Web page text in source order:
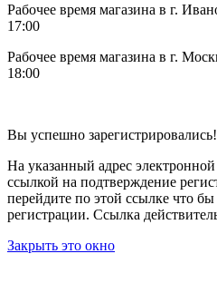
Рабочее время магазина в г.
17:00
Рабочее время магазина в г.
18:00
Вы успешно зарегистрировались!
На указанный адрес
ссылкой на подтверждение
перейдите по этой ссылке что
регистрации. Ссылка
Закрыть это окно